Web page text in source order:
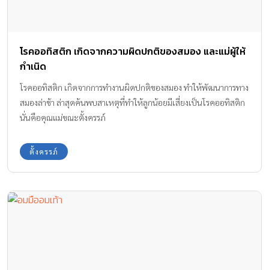
โรคออทิสติก เกิดจากความผิดปกติของสมอง และแม่ผู้ให้
กำเนิด
โรคออทิสติก เกิดจากการทำงานผิดปกติของสมอง ทำให้พัฒนาการทาง
สมองล่าช้า ล่าสุดค้นพบสาเหตุที่ทำให้ลูกน้อยมีเสี่ยงเป็นโรคออทิสติก
นั่นคือคุณแม่ขณะตั้งครรภ์
ตั้งครรภ์